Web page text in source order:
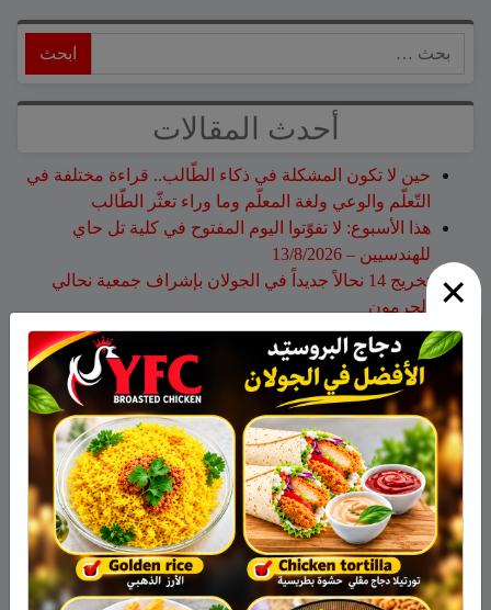
×
أحدث المقالات
حين لا تكون المشكلة في ذكاء الطّالب.. قراءة مختلفة في
التّعلّم والوعي ولغة المعلّم وما وراء تعثّر الطّالب
هذا الأسبوع: لا تفوّتوا اليوم المفتوح في كلية تل حاي
للهندسيين – 13/8/2026
تخريج 14 نحالاً جديداً في الجولان بإشراف جمعية نحالي
الحرمون
وفاة الأخت هالة علي محمود من مجدل شمس
الجولاني هادي أبو رافع ينجح في تسلق قمة مون بلان ويقود
فريقاً إلى أعلى نقطة في أوروبا الغربية
أحدث التعليقات
نبيه عويداتعلى
تخريج 14 نحالاً جديداً في الجولان بإشراف
جمعية نحالي الحرمون
عزاتعلى
تخريج 14 نحالاً جديداً في الجولان بإشراف
جمعية نحالي الحرمون
عقاب ابو شاهينعلىالجولاني هادي أبو رافع ينجح في